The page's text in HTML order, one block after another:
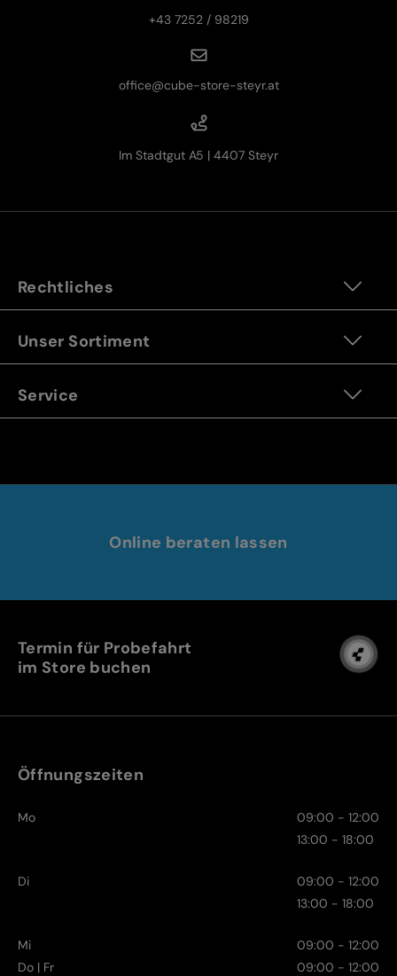
+43 7252 / 98219
office@cube-store-steyr.at
Im Stadtgut A5 | 4407 Steyr
Rechtliches
Unser Sortiment
Service
Online beraten lassen
Termin für Probefahrt
im Store buchen
Öffnungszeiten
Mo
09:00 - 12:00
13:00 - 18:00
Di
09:00 - 12:00
13:00 - 18:00
Mi
09:00 - 12:00
Do | Fr
09:00 - 12:00